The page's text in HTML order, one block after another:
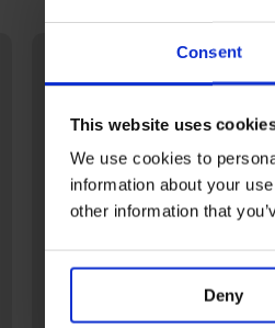
Consent
This website uses
We use cookies to
information about your
other information that
Deny